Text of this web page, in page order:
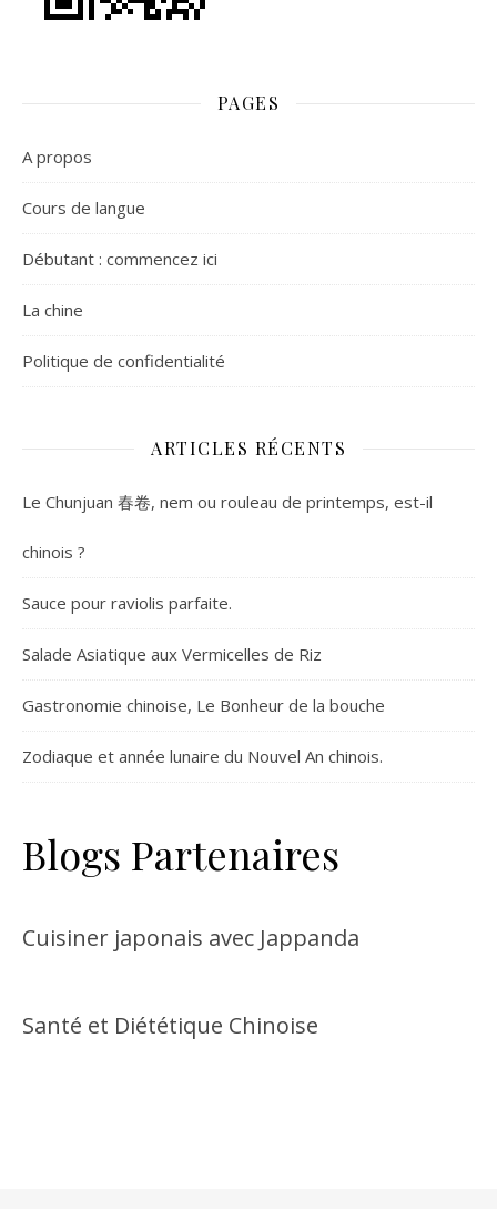
PAGES
A propos
Cours de langue
Débutant : commencez ici
La chine
Politique de confidentialité
ARTICLES RÉCENTS
Le Chunjuan 春卷, nem ou rouleau de printemps, est-il
chinois ?
Sauce pour raviolis parfaite.
Salade Asiatique aux Vermicelles de Riz
Gastronomie chinoise, Le Bonheur de la bouche
Zodiaque et année lunaire du Nouvel An chinois.
Blogs Partenaires
Cuisiner japonais avec Jappanda
Santé et Diététique Chinoise